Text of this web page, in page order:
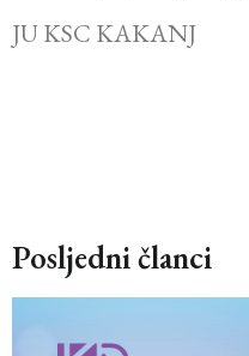
JU KSC KAKANJ
Posljedni članci